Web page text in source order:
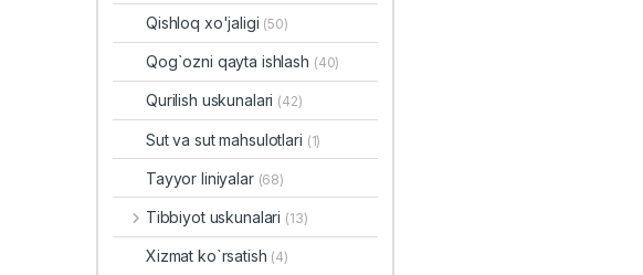
Qishloq xo'jaligi (50)
Qog`ozni qayta ishlash (40)
Qurilish uskunalari (42)
Sut va sut mahsulotlari (1)
Tayyor liniyalar (68)
Tibbiyot uskunalari (13)
Xizmat ko`rsatish (4)